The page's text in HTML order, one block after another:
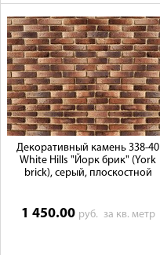
Декоративный камень 338-40
White Hills "Йорк брик" (York
brick), серый, плоскостной
1 450.00 руб. за кв. метр